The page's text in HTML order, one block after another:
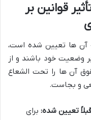
قوانین بر
آن ها تعیین شده است،
وضعیت خود باشند و از
آن ها را تحت الشعاع
و بجاست.
برای